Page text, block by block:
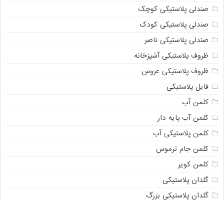
صندلی پلاستیکی کوچک
صندلی پلاستیکی کودک
صندلی پلاستیکی ناصر
ظروف پلاستیکی آشپزخانه
ظروف پلاستیکی عروس
فایل پلاستیکی
کلمن آب
کلمن آب پایه دار
کلمن پلاستیکی آب
کلمن جام ترموس
کلمن کویر
گلدان پلاستیکی
گلدان پلاستیکی بزرگ